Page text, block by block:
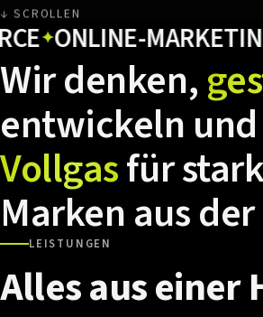
↓ SCROLLEN
ONLINE-MARKETING✦
Wirdenken,
entwickeln und
Vollgasfür
Markenausder
LEISTUNGEN
Allesauseiner